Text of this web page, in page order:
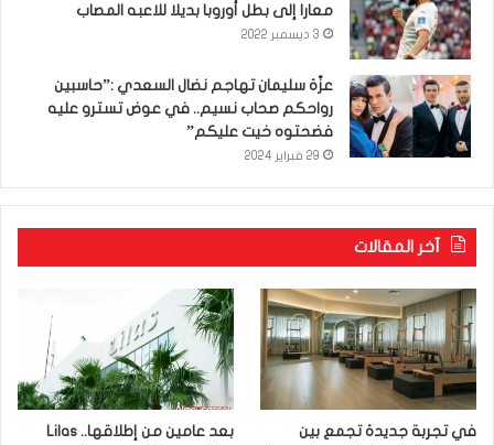
معارا إلى بطل أوروبا بديلا للاعبه المصاب
3 ديسمبر 2022
عزّة سليمان تهاجم نضال السعدي :”حاسبين
رواحكم صحاب نسيم.. في عوض تسترو عليه
فضحتوه خيت عليكم”
29 فبراير 2024
آخر المقالات
في تجربة جديدة تجمع بين
بعد عامين من إطلاقها.. Lilas